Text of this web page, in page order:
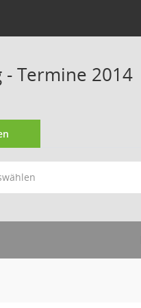
- Termine 2014